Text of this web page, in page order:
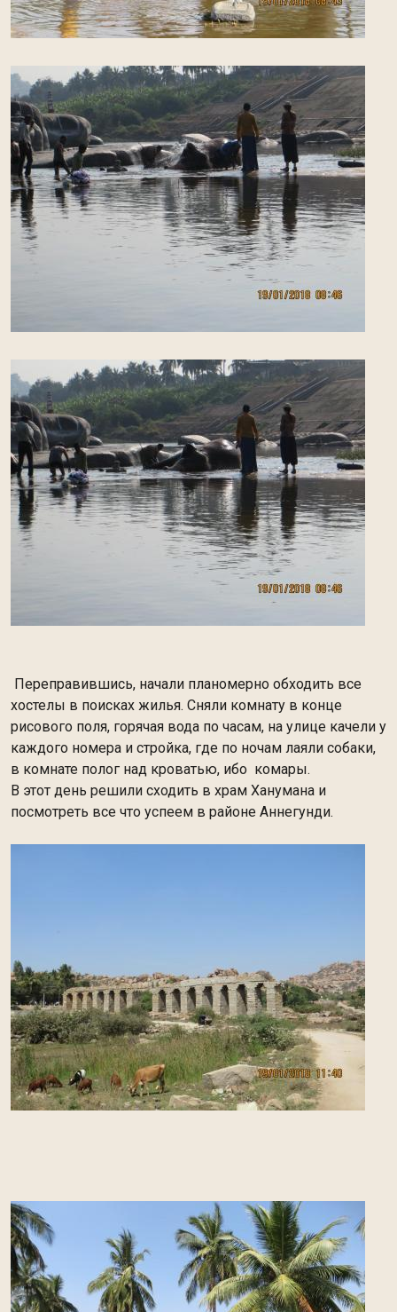
Переправившись, начали планомерно обходить все
хостелы в поисках жилья. Сняли комнату в конце
рисового поля, горячая вода по часам, на улице качели у
каждого номера и стройка, где по ночам лаяли собаки,
в комнате полог над кроватью, ибо комары.
В этот день решили сходить в храм Ханумана и
посмотреть все что успеем в районе Аннегунди.